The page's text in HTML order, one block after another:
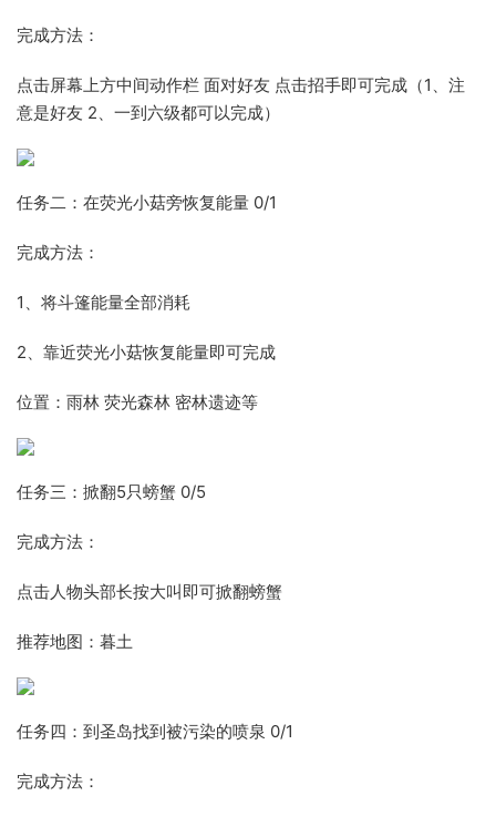
完成方法：
点击屏幕上方中间动作栏 面对好友 点击招手即可完成（1、注
意是好友 2、一到六级都可以完成）
任务二：在荧光小菇旁恢复能量 0/1
完成方法：
1、将斗篷能量全部消耗
2、靠近荧光小菇恢复能量即可完成
位置：雨林 荧光森林 密林遗迹等
任务三：掀翻5只螃蟹 0/5
完成方法：
点击人物头部长按大叫即可掀翻螃蟹
推荐地图：暮土
任务四：到圣岛找到被污染的喷泉 0/1
完成方法：